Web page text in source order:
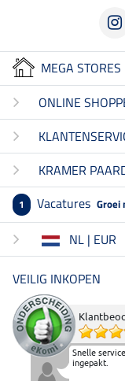
MEGA STORES
ONLINE
KRAMER
1 Vacatures Groei
NL | EUR
VEILIG INKOPEN
Snelle
ingepakt.